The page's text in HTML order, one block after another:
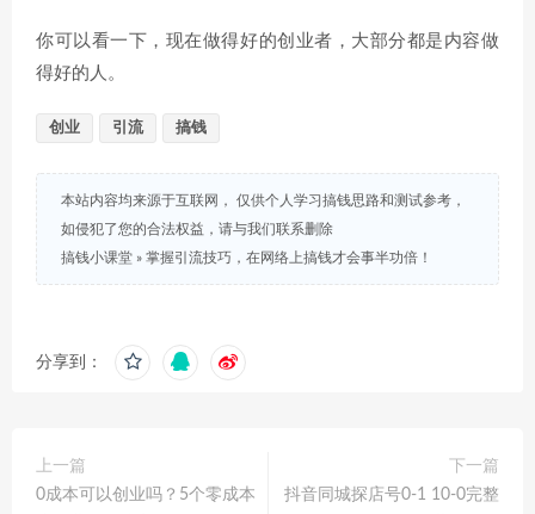
你可以看一下，现在做得好的创业者，大部分都是内容做
得好的人。
创业 引流 搞钱
本站内容均来源于互联网， 仅供个人学习搞钱思路和测试参考，
如侵犯了您的合法权益，请与我们联系删除
搞钱小课堂 » 掌握引流技巧，在网络上搞钱才会事半功倍！
分享到：
上一篇
0成本可以创业吗？5个零成本
下一篇
抖音同城探店号0-1 10-0完整